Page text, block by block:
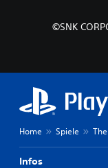
©SNK
Home Spiele
Infos